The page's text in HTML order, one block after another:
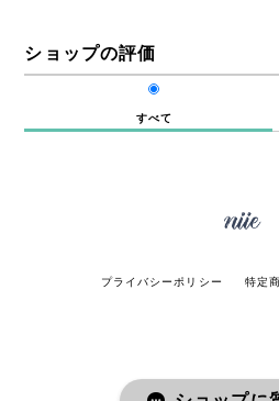
ショップの評価
すべて
プライバシーポリシー 特定